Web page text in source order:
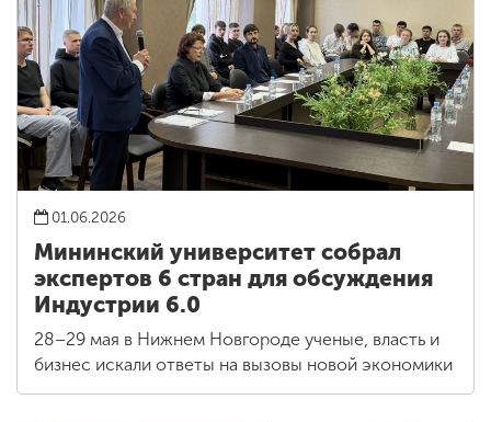
01.06.2026
Мининский университет собрал
экспертов 6 стран для обсуждения
Индустрии 6.0
28–29 мая в Нижнем Новгороде ученые, власть и
бизнес искали ответы на вызовы новой экономики